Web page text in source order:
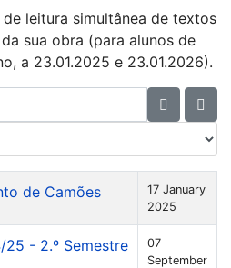
leitura simultânea de textos
sua obra (para alunos de
a 23.01.2025 e 23.01.2026).
de Camões
17 January
2025
25 - 2.º Semestre
07
September